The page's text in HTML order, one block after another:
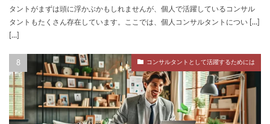
タントがまずは頭に浮かぶかもしれませんが、個人で活躍しているコンサル
タントもたくさん存在しています。ここでは、個人コンサルタントについ […]
[…]
コンサルタントとして活躍するためには